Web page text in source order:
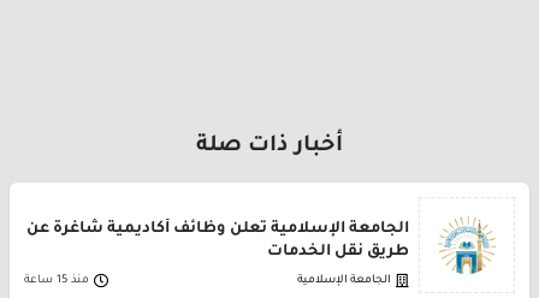
أخبار ذات صلة
الجامعة الإسلامية تعلن وظائف أكاديمية شاغرة عن
طريق نقل الخدمات
الجامعة الإسلامية منذ 15 ساعة